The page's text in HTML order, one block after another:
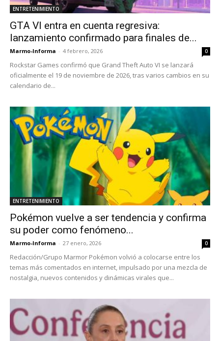
ENTRETENIMIENTO
GTA VI entra en cuenta regresiva:
lanzamiento confirmado para finales de...
Marmo-Informa - 4 febrero, 2026 0
Rockstar Games confirmó que Grand Theft Auto VI se lanzará
oficialmente el 19 de noviembre de 2026, tras varios cambios en su
calendario de...
ENTRETENIMIENTO
Pokémon vuelve a ser tendencia y confirma
su poder como fenómeno...
Marmo-Informa - 27 enero, 2026 0
Redacción/Grupo Marmor Pokémon volvió a colocarse entre los
temas más comentados en internet, impulsado por una mezcla de
nostalgia, nuevos contenidos y dinámicas virales que...